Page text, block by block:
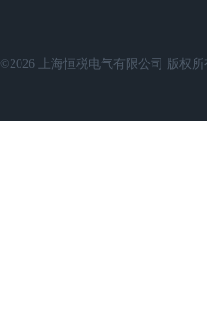
©2026 上海恒税电气有限公司 版权所